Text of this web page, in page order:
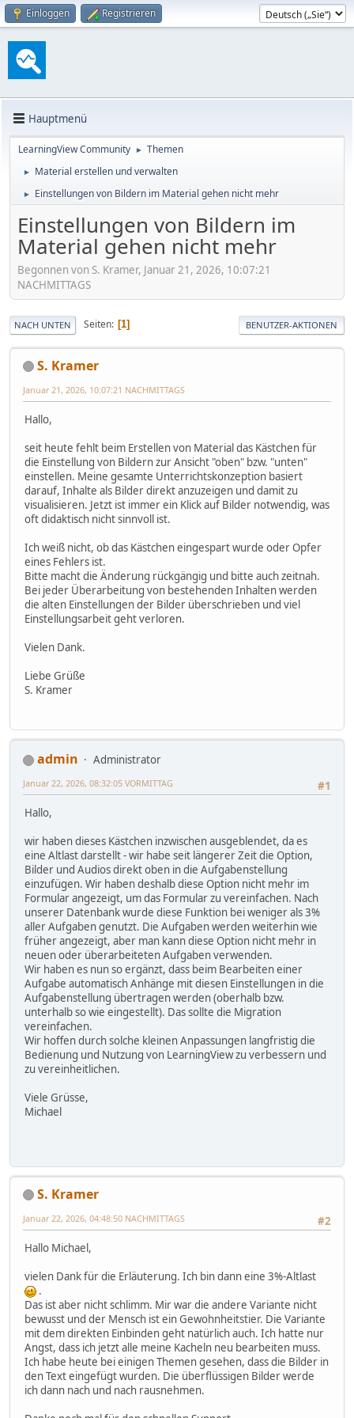
Einloggen Registrieren
Hauptmenü
LearningView Community ► Themen
► Material erstellen und verwalten
► Einstellungen von Bildern im Material gehen nicht mehr
Einstellungen von Bildern im
Material gehen nicht mehr
Begonnen von S. Kramer, Januar 21, 2026, 10:07:21
NACHMITTAGS
NACH UNTEN Seiten 1 BENUTZER-AKTIONEN
S. Kramer
Januar 21, 2026, 10:07:21 NACHMITTAGS
Hallo,
seit heute fehlt beim Erstellen von Material das Kästchen für
die Einstellung von Bildern zur Ansicht "oben" bzw. "unten"
einstellen. Meine gesamte Unterrichtskonzeption basiert
darauf, Inhalte als Bilder direkt anzuzeigen und damit zu
visualisieren. Jetzt ist immer ein Klick auf Bilder notwendig, was
oft didaktisch nicht sinnvoll ist.
Ich weiß nicht, ob das Kästchen eingespart wurde oder Opfer
eines Fehlers ist.
Bitte macht die Änderung rückgängig und bitte auch zeitnah.
Bei jeder Überarbeitung von bestehenden Inhalten werden
die alten Einstellungen der Bilder überschrieben und viel
Einstellungsarbeit geht verloren.
Vielen Dank.
Liebe Grüße
S. Kramer
admin
Administrator
#1
Januar 22, 2026, 08:32:05 VORMITTAG
Hallo,
wir haben dieses Kästchen inzwischen ausgeblendet, da es
eine Altlast darstellt - wir habe seit längerer Zeit die Option,
Bilder und Audios direkt oben in die Aufgabenstellung
einzufügen. Wir haben deshalb diese Option nicht mehr im
Formular angezeigt, um das Formular zu vereinfachen. Nach
unserer Datenbank wurde diese Funktion bei weniger als 3%
aller Aufgaben genutzt. Die Aufgaben werden weiterhin wie
früher angezeigt, aber man kann diese Option nicht mehr in
neuen oder überarbeiteten Aufgaben verwenden.
Wir haben es nun so ergänzt, dass beim Bearbeiten einer
Aufgabe automatisch Anhänge mit diesen Einstellungen in die
Aufgabenstellung übertragen werden (oberhalb bzw.
unterhalb so wie eingestellt). Das sollte die Migration
vereinfachen.
Wir hoffen durch solche kleinen Anpassungen langfristig die
Bedienung und Nutzung von LearningView zu verbessern und
zu vereinheitlichen.
Viele Grüsse,
Michael
S. Kramer
#2
Januar 22, 2026, 04:48:50 NACHMITTAGS
Hallo Michael,
vielen Dank für die Erläuterung. Ich bin dann eine 3%-Altlast
.
Das ist aber nicht schlimm. Mir war die andere Variante nicht
bewusst und der Mensch ist ein Gewohnheitstier. Die Variante
mit dem direkten Einbinden geht natürlich auch. Ich hatte nur
Angst, dass ich jetzt alle meine Kacheln neu bearbeiten muss.
Ich habe heute bei einigen Themen gesehen, dass die Bilder in
den Text eingefügt wurden. Die überflüssigen Bilder werde
ich dann nach und nach rausnehmen.